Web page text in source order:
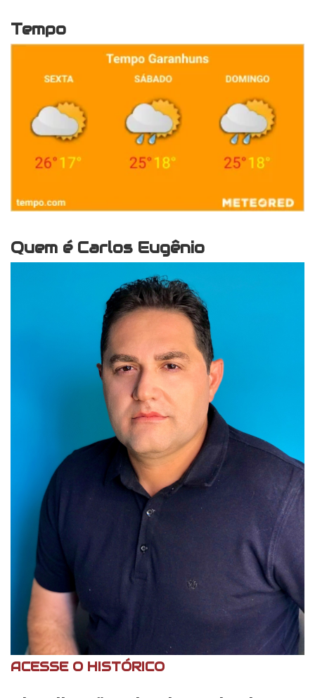
Tempo
Quem é Carlos Eugênio
ACESSE O HISTÓRICO